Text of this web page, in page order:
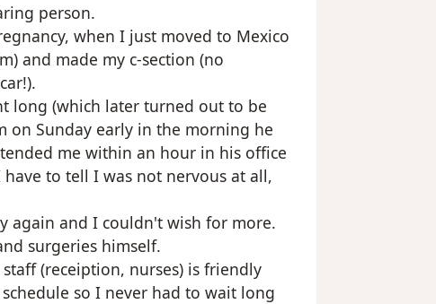
person.
when I just moved to Mexico
and made my c-section (no
long (which later turned out to be
on Sunday early in the morning he
me within an hour in his office
to tell I was not nervous at all,
again and I couldn't wish for more.
surgeries himself.
(receiption, nurses) is friendly
so I never had to wait long